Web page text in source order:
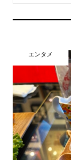
エンタメ